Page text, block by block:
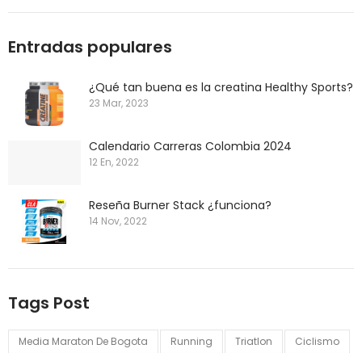
Entradas populares
¿Qué tan buena es la creatina Healthy Sports?
23 Mar, 2023
Calendario Carreras Colombia 2024
12 En, 2022
Reseña Burner Stack ¿funciona?
14 Nov, 2022
Tags Post
Media Maraton De Bogota Running Triatlon
Ciclismo